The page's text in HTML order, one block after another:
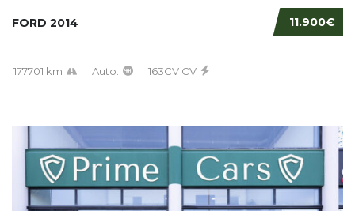
11.900€
FORD 2014
177701 km Auto. 163CV CV